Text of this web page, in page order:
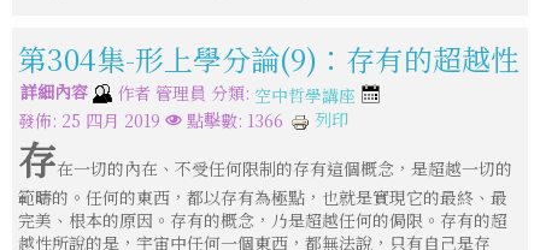
第304集-形上學分論(9)：存有的超越性
詳細內容 作者 管理員 分類: 空中哲學講座
發佈: 25 四月 2019
點擊數: 1366 列印
存在一切的內在、不受任何限制的存有這個概念，是超越一切的
範疇的。任何的東西，都以存有為極點，也就是實現它的最終、最
完美、根本的原因。存有的概念，乃是超越任何的侷限。存有的超
越性所說的是，宇宙中任何一個東西，都無法說，只有自己是存